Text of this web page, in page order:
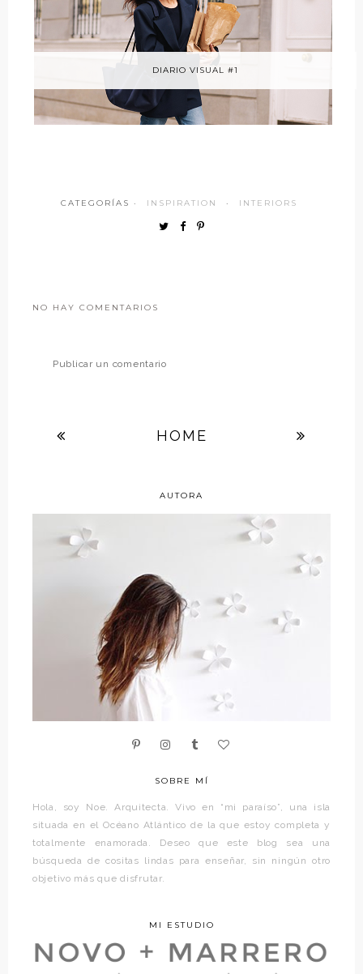
DIARIO VISUAL #1
CATEGORÍAS · INSPIRATION · INTERIORS
NO HAY COMENTARIOS
Publicar un comentario
HOME
AUTORA
SOBRE MÍ
Hola, soy Noe. Arquitecta. Vivo en “mi paraíso”, una isla
situada en el Océano Atlántico de la que estoy completa y
totalmente enamorada. Deseo que este blog sea una
búsqueda de cositas lindas para enseñar, sin ningún otro
objetivo más que disfrutar.
MI ESTUDIO